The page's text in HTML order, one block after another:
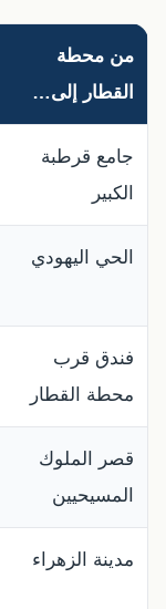
من محطة
القطار إلى…
جامع قرطبة
الكبير
الحي اليهودي
فندق قرب
محطة القطار
قصر الملوك
المسيحيين
مدينة الزهراء